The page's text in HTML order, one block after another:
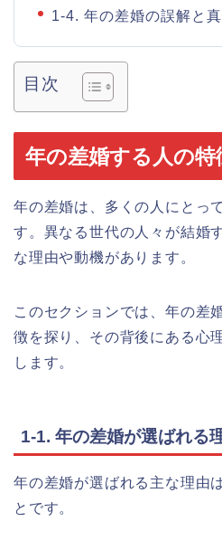
1-4. 年の差婚の誤解と
目次
年の差婚する人の特
年の差婚は、多くの人にとっ
す。異なる世代の人々が結婚
な理由や動機があります。
このセクションでは、年の差
徴を探り、その背後にある心
します。
1-1. 年の差婚が選ばれる
年の差婚が選ばれる主な理由
とです。